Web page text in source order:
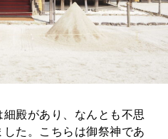
殿があり、なんとも不思
た。こちらは御祭神であ